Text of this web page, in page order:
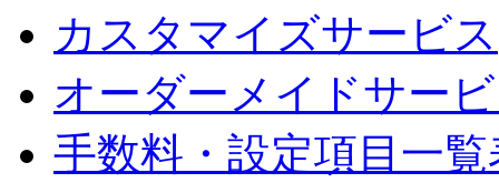
カスタマイズサービス
オーダーメイドサー
手数料・設定項目一覧